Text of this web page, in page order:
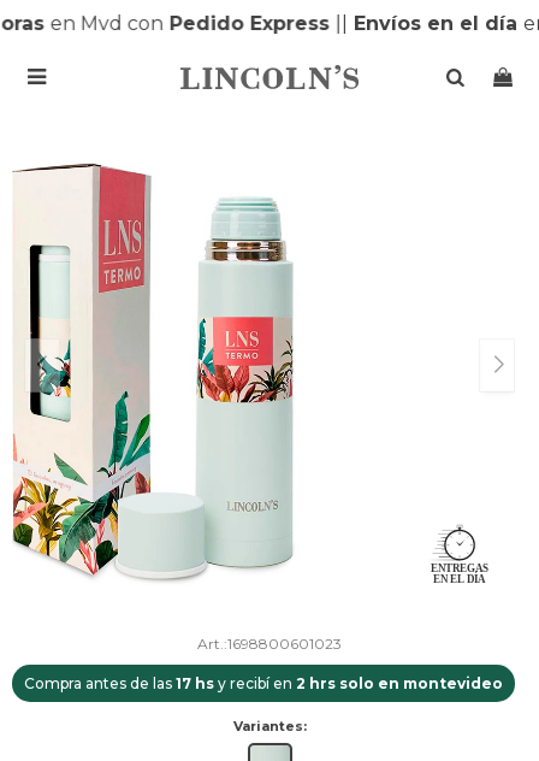
en Mvd conPedido Express|| Envíos en el díaen

1698800601023
Compra antes de las 17 hs y recibí en 2 hrs solo en montevideo
Variantes: